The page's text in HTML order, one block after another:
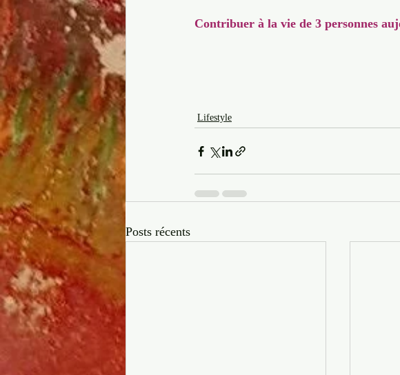
Contribuer à la vie de 3 personnes
Lifestyle
Posts récents